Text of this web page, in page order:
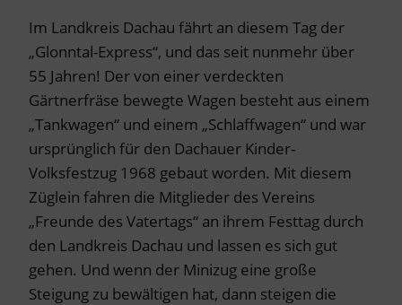
Im Landkreis Dachau fährt an diesem Tag der
„Glonntal-Express“, und das seit nunmehr über
55 Jahren! Der von einer verdeckten
Gärtnerfräse bewegte Wagen besteht aus einem
„Tankwagen“ und einem „Schlaffwagen“ und war
ursprünglich für den Dachauer Kinder-
Volksfestzug 1968 gebaut worden. Mit diesem
Züglein fahren die Mitglieder des Vereins
„Freunde des Vatertags“ an ihrem Festtag durch
den Landkreis Dachau und lassen es sich gut
gehen. Und wenn der Minizug eine große
Steigung zu bewältigen hat, dann steigen die